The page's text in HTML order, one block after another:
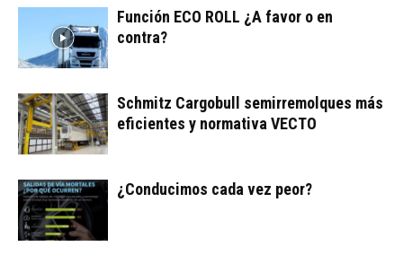
Función ECO ROLL ¿A favor o en
contra?
Schmitz Cargobull semirremolques más
eficientes y normativa VECTO
¿Conducimos cada vez peor?